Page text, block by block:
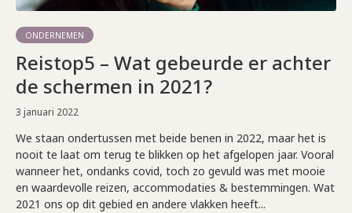
ONDERNEMEN
Reistop5 – Wat gebeurde er achter
de schermen in 2021?
3 januari 2022
We staan ondertussen met beide benen in 2022, maar het is
nooit te laat om terug te blikken op het afgelopen jaar. Vooral
wanneer het, ondanks covid, toch zo gevuld was met mooie
en waardevolle reizen, accommodaties & bestemmingen. Wat
2021 ons op dit gebied en andere vlakken heeft...